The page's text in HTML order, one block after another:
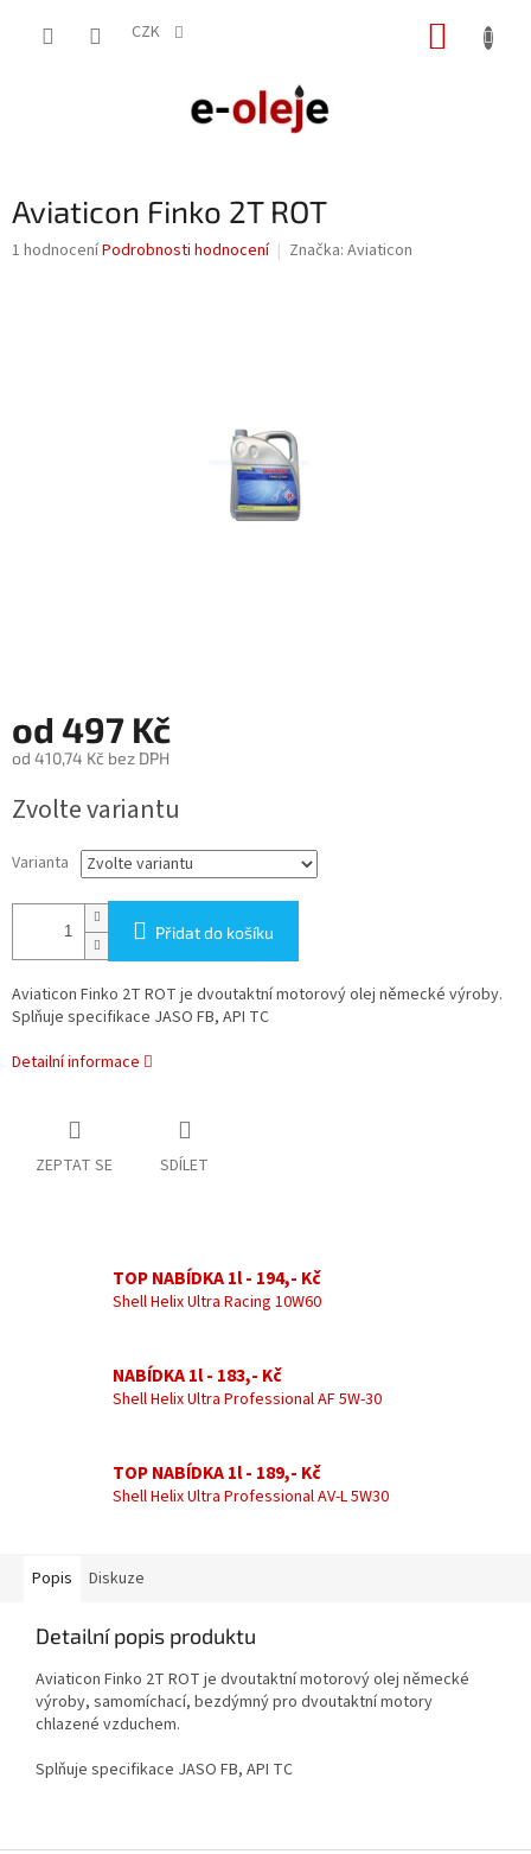
CZK
Aviaticon Finko 2T ROT
Průměrné
1 hodnoceníPodrobnosti hodnocení Značka: Aviaticon
od 497 Kč
od 410,74 Kč bez DPH
cena:
Zvolte variantu
Varianta
Přidat do košíku
Aviaticon Finko 2T ROT je dvoutaktní motorový olej německé výroby.
Splňuje specifikace JASO FB, API TC
Detailní informace
ZEPTAT SE SDÍLET
TOP NABÍDKA 1l - 194,- Kč
Shell Helix Ultra Racing 10W60
NABÍDKA 1l - 183,- Kč
Shell Helix Ultra Professional AF 5W-30
TOP NABÍDKA 1l - 189,- Kč
Shell Helix Ultra Professional AV-L 5W30
Popis Diskuze
Detailní popis produktu
Aviaticon Finko 2T ROT je dvoutaktní motorový olej německé
výroby, samomíchací, bezdýmný pro dvoutaktní motory
chlazené vzduchem.
Splňuje specifikace JASO FB, API TC